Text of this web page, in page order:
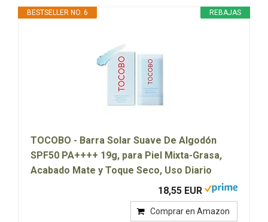
REBAJAS
BESTSELLER NO. 6
TOCOBO - Barra Solar Suave De Algodón
SPF50 PA++++ 19g, para Piel Mixta-Grasa,
Acabado Mate y Toque Seco, Uso Diario
18,55 EUR
Comprar en Amazon